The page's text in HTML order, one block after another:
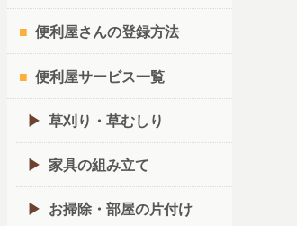
便利屋さんの登録方法
便利屋サービス一覧
草刈り・草むしり
家具の組み立て
お掃除・部屋の片付け